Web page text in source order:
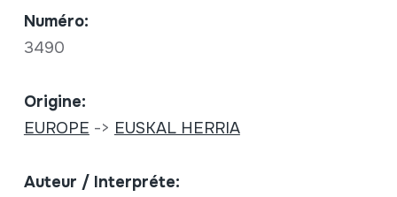
Numéro:
3490
Origine:
EUROPE -> EUSKAL HERRIA
Auteur / Interpréte: